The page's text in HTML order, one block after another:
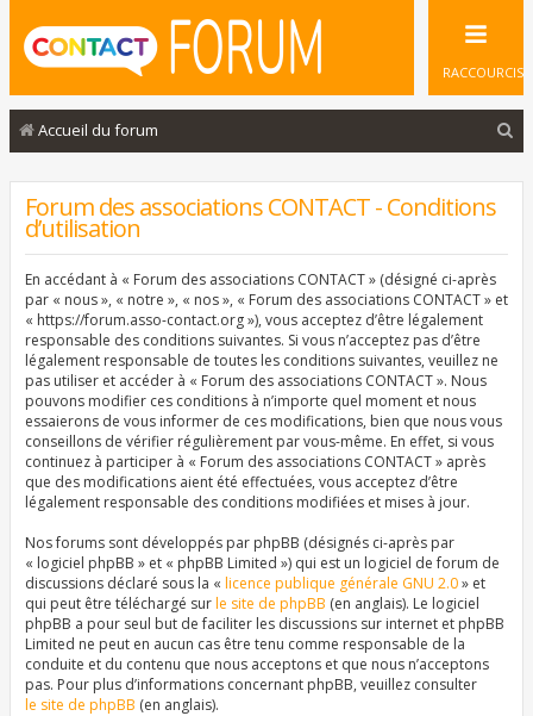
RACCOURCIS
Accueil du forum
Forum des associations CONTACT - Conditions
d’utilisation
En accédant à « Forum des associations CONTACT » (désigné ci-après
par « nous », « notre », « nos », « Forum des associations CONTACT » et
« https://forum.asso-contact.org »), vous acceptez d’être légalement
responsable des conditions suivantes. Si vous n’acceptez pas d’être
légalement responsable de toutes les conditions suivantes, veuillez ne
pas utiliser et accéder à « Forum des associations CONTACT ». Nous
pouvons modifier ces conditions à n’importe quel moment et nous
essaierons de vous informer de ces modifications, bien que nous vous
conseillons de vérifier régulièrement par vous-même. En effet, si vous
continuez à participer à « Forum des associations CONTACT » après
que des modifications aient été effectuées, vous acceptez d’être
légalement responsable des conditions modifiées et mises à jour.
Nos forums sont développés par phpBB (désignés ci-après par
« logiciel phpBB » et « phpBB Limited ») qui est un logiciel de forum de
discussions déclaré sous la « licence publique générale GNU 2.0» et
qui peut être téléchargé surle site de phpBB (en anglais). Le logiciel
phpBB a pour seul but de faciliter les discussions sur internet et phpBB
Limited ne peut en aucun cas être tenu comme responsable de la
conduite et du contenu que nous acceptons et que nous n’acceptons
pas. Pour plus d’informations concernant phpBB, veuillez consulter
le site de phpBB (en anglais).